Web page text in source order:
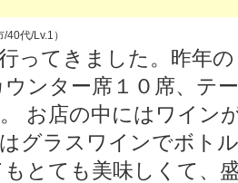
代/Lv.1）
ってきました。昨年
ンター席１０席、テ
お店の中にはワイン
グラスワインでボト
とても美味しくて、